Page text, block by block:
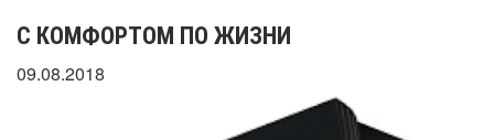
С КОМФОРТОМ ПО ЖИЗНИ
09.08.2018